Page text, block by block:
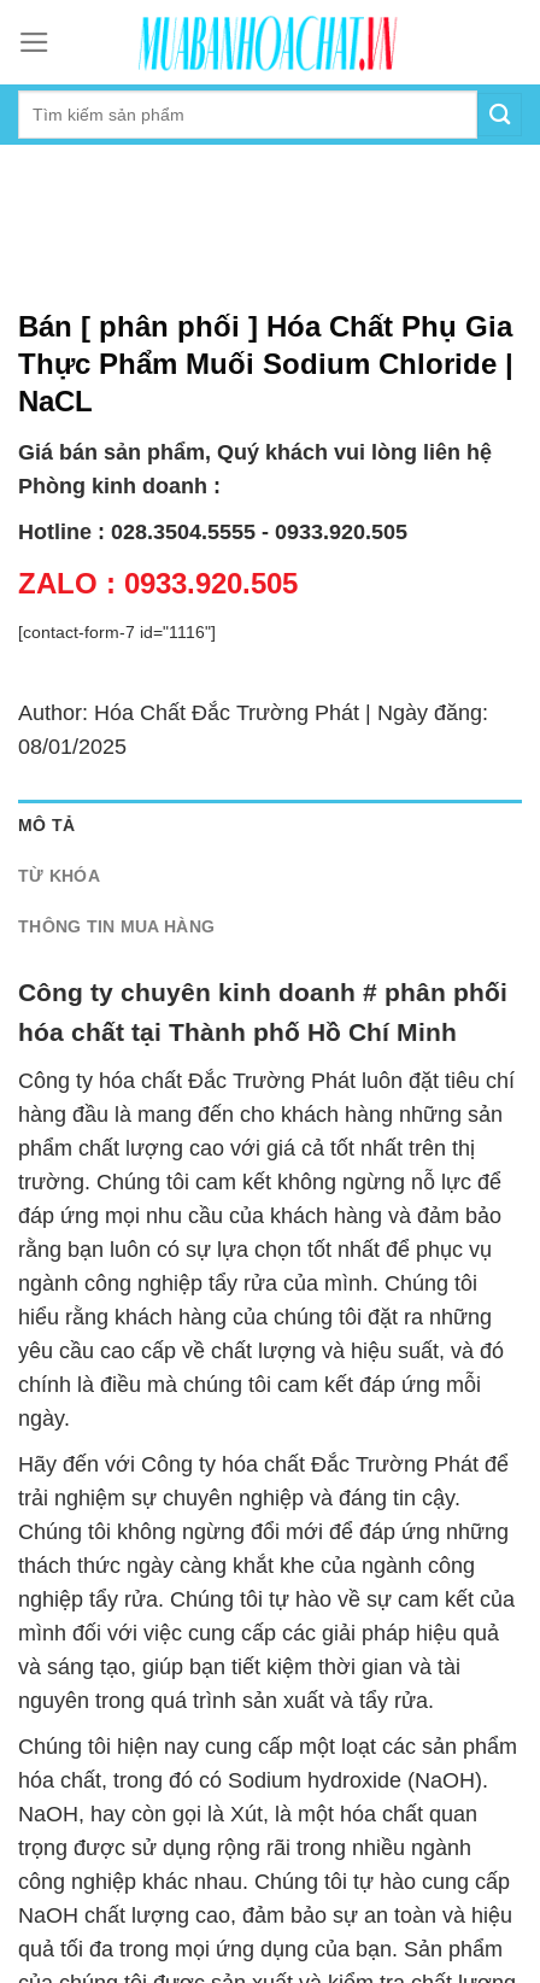
content
Bán [ phân phối ] Hóa Chất Phụ Gia
Thực Phẩm Muối Sodium Chloride |
NaCL
Giá bán sản phẩm, Quý khách vui lòng liên hệ
Phòng kinh doanh :
Hotline : 028.3504.5555 - 0933.920.505
ZALO : 0933.920.505
[contact-form-7 id="1116"]
Author: Hóa Chất Đắc Trường Phát | Ngày đăng:
08/01/2025
MÔ TẢ
TỪ KHÓA
THÔNG TIN MUA HÀNG
Công ty chuyên kinh doanh # phân phối
hóa chất tại Thành phố Hồ Chí Minh
Công ty hóa chất Đắc Trường Phát luôn đặt tiêu chí
hàng đầu là mang đến cho khách hàng những sản
phẩm chất lượng cao với giá cả tốt nhất trên thị
trường. Chúng tôi cam kết không ngừng nỗ lực để
đáp ứng mọi nhu cầu của khách hàng và đảm bảo
rằng bạn luôn có sự lựa chọn tốt nhất để phục vụ
ngành công nghiệp tẩy rửa của mình. Chúng tôi
hiểu rằng khách hàng của chúng tôi đặt ra những
yêu cầu cao cấp về chất lượng và hiệu suất, và đó
chính là điều mà chúng tôi cam kết đáp ứng mỗi
ngày.
Hãy đến với Công ty hóa chất Đắc Trường Phát để
trải nghiệm sự chuyên nghiệp và đáng tin cậy.
Chúng tôi không ngừng đổi mới để đáp ứng những
thách thức ngày càng khắt khe của ngành công
nghiệp tẩy rửa. Chúng tôi tự hào về sự cam kết của
mình đối với việc cung cấp các giải pháp hiệu quả
và sáng tạo, giúp bạn tiết kiệm thời gian và tài
nguyên trong quá trình sản xuất và tẩy rửa.
Chúng tôi hiện nay cung cấp một loạt các sản phẩm
hóa chất, trong đó có Sodium hydroxide (NaOH).
NaOH, hay còn gọi là Xút, là một hóa chất quan
trọng được sử dụng rộng rãi trong nhiều ngành
công nghiệp khác nhau. Chúng tôi tự hào cung cấp
NaOH chất lượng cao, đảm bảo sự an toàn và hiệu
quả tối đa trong mọi ứng dụng của bạn. Sản phẩm